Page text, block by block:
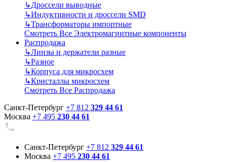
↳Дроссели выводные
↳Индуктивности и дроссели SMD
↳Трансформаторы импортные
Смотреть Все Электромагнитные компоненты
Распродажа
↳Линзы и держатели разные
↳Разное
↳Корпуса для микросхем
↳Кристаллы микросхем
Смотреть Все Распродажа
Санкт-Петербург +7 812 329 44 61
Москва +7 495 230 44 61
Санкт-Петербург +7 812 329 44 61
Москва +7 495 230 44 61